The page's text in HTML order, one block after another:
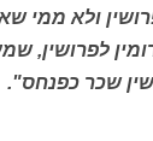
ולא ממי
לפרושין,
שכר כפנחס".